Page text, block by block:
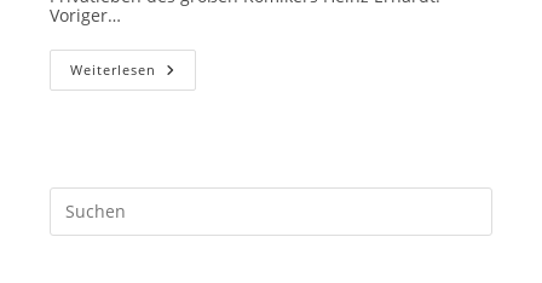
Voriger…
Weiterlesen Stubenabend
2020